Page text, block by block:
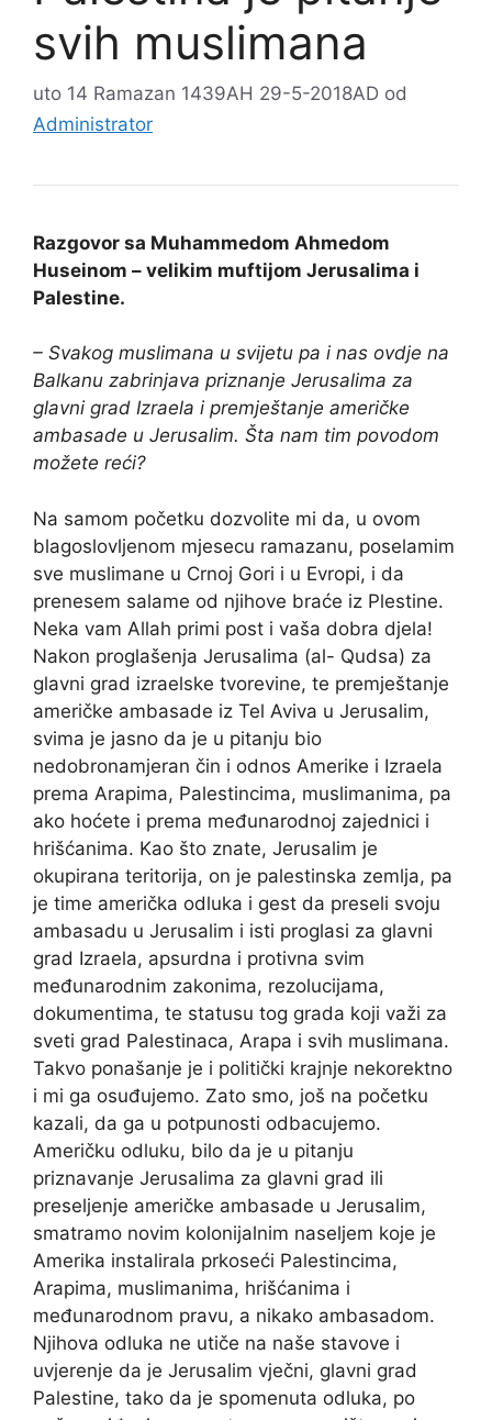
svih muslimana
uto 14 Ramazan 1439AH 29-5-2018AD od
Administrator
Razgovor sa Muhammedom Ahmedom
Huseinom – velikim muftijom Jerusalima i
Palestine.
– Svakog muslimana u svijetu pa i nas ovdje na
Balkanu zabrinjava priznanje Jerusalima za
glavni grad Izraela i premještanje američke
ambasade u Jerusalim. Šta nam tim povodom
možete reći?
Na samom početku dozvolite mi da, u ovom
blagoslovljenom mjesecu ramazanu, poselamim
sve muslimane u Crnoj Gori i u Evropi, i da
prenesem salame od njihove braće iz Plestine.
Neka vam Allah primi post i vaša dobra djela!
Nakon proglašenja Jerusalima (al- Qudsa) za
glavni grad izraelske tvorevine, te premještanje
američke ambasade iz Tel Aviva u Jerusalim,
svima je jasno da je u pitanju bio
nedobronamjeran čin i odnos Amerike i Izraela
prema Arapima, Palestincima, muslimanima, pa
ako hoćete i prema međunarodnoj zajednici i
hrišćanima. Kao što znate, Jerusalim je
okupirana teritorija, on je palestinska zemlja, pa
je time američka odluka i gest da preseli svoju
ambasadu u Jerusalim i isti proglasi za glavni
grad Izraela, apsurdna i protivna svim
međunarodnim zakonima, rezolucijama,
dokumentima, te statusu tog grada koji važi za
sveti grad Palestinaca, Arapa i svih muslimana.
Takvo ponašanje je i politički krajnje nekorektno
i mi ga osuđujemo. Zato smo, još na početku
kazali, da ga u potpunosti odbacujemo.
Američku odluku, bilo da je u pitanju
priznavanje Jerusalima za glavni grad ili
preseljenje američke ambasade u Jerusalim,
smatramo novim kolonijalnim naseljem koje je
Amerika instalirala prkoseći Palestincima,
Arapima, muslimanima, hrišćanima i
međunarodnom pravu, a nikako ambasadom.
Njihova odluka ne utiče na naše stavove i
uvjerenje da je Jerusalim vječni, glavni grad
Palestine, tako da je spomenuta odluka, po